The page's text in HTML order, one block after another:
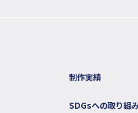
制作実績
SDGsへの取り組